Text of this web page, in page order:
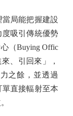
局能把握建設
吸引傳統優勢
（Buying Offic
、引回來」，
之餘，並透過
單直接輻射至本